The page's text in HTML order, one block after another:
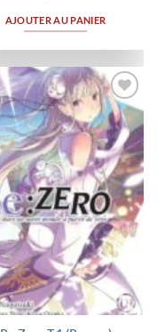
AJOUTER AU PANIER
Ajouter
à la
wishlist